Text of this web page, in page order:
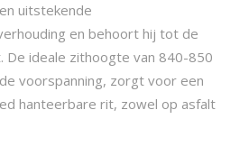
uitstekende
en behoort hij tot de
De ideale zithoogte van 840-850
voorspanning, zorgt voor een
hanteerbare rit, zowel op asfalt